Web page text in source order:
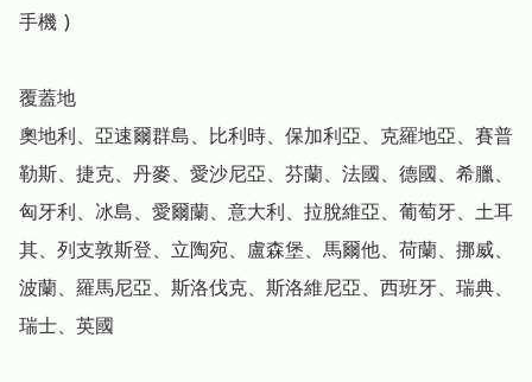
手機 )
覆蓋地
奧地利、亞速爾群島、比利時、保加利亞、克羅地亞、賽普
勒斯、捷克、丹麥、愛沙尼亞、芬蘭、法國、德國、希臘、
匈牙利、冰島、愛爾蘭、意大利、拉脫維亞、葡萄牙、土耳
其、列支敦斯登、立陶宛、盧森堡、馬爾他、荷蘭、挪威、
波蘭、羅馬尼亞、斯洛伐克、斯洛維尼亞、西班牙、瑞典、
瑞士、英國